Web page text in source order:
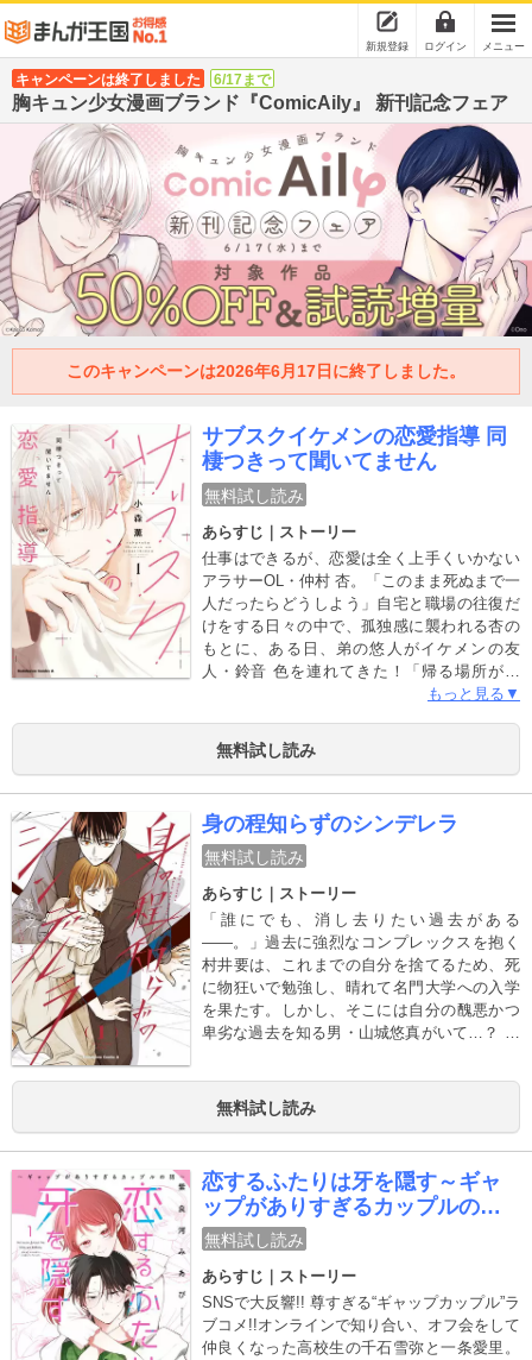
新規登録 ログイン メニュー
キャンペーンは終了しました 6/17まで
胸キュン少女漫画ブランド『ComicAily』 新刊記念フェア
このキャンペーンは2026年6月17日に終了しました。
サブスクイケメンの恋愛指導 同
棲つきって聞いてません
無料試し読み
あらすじ｜ストーリー
仕事はできるが、恋愛は全く上手くいかない
アラサーOL・仲村 杏。「このまま死ぬまで一
人だったらどうしよう」自宅と職場の往復だ
けをする日々の中で、孤独感に襲われる杏の
もとに、ある日、弟の悠人がイケメンの友
人・鈴音 色を連れてきた！「帰る場所がな
い」という色を、一晩泊めてあげた杏だが、
関係で悩んでいることを色に見抜かれ、「恋
愛のサポートをする代わりに、家に住ませて
ー、第1巻！
もっと見る▼
無料試し読み
身の程知らずのシンデレラ
無料試し読み
あらすじ｜ストーリー
「誰にでも、消し去りたい過去がある
――。」過去に強烈なコンプレックスを抱く
村井要は、これまでの自分を捨てるため、死
に物狂いで勉強し、晴れて名門大学への入学
を果たす。しかし、そこには自分の醜悪かつ
卑劣な過去を知る男・山城悠真がいて…？ 笑
会は復讐か、それとも――…。泥まみれのま
ま、それでも前に進むアンチ・シンデレラス
トーリー！
無料試し読み
恋するふたりは牙を隠す～ギャ
ップがありすぎるカップルの話
～
無料試し読み
あらすじ｜ストーリー
SNSで大反響!! 尊すぎる“ギャップカップル”ラ
ブコメ!!オンラインで知り合い、オフ会をして
仲良くなった高校生の千石雪弥と一条愛里。